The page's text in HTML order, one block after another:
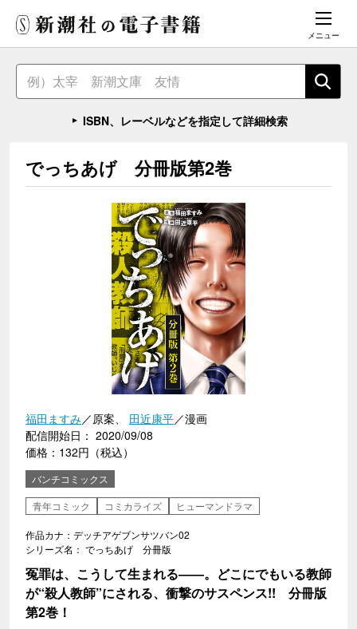
メニュー
ISBN、レーベルなどを指定して詳細検索
でっちあげ 分冊版第2巻
福田ますみ／原案、 田近康平／漫画
配信開始日： 2020/09/08
価格：132円（税込）
バンチコミックス
青年コミック
コミカライズ ヒューマンドラマ
作品カナ：デッチアゲブンサツバン02
シリーズ名： でっちあげ 分冊版
冤罪は、こうして生まれる――。どこにでもいる教師
が“殺人教師”にされる、衝撃のサスペンス!! 分冊版
第2巻！